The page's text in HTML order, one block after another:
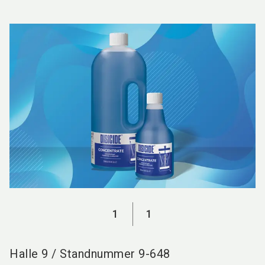
search
1 1
Halle 9 / Standnummer 9-648